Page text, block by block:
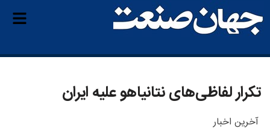
تکرار لفاظی‌های نتانیاهو علیه ایران
آخرین اخبار